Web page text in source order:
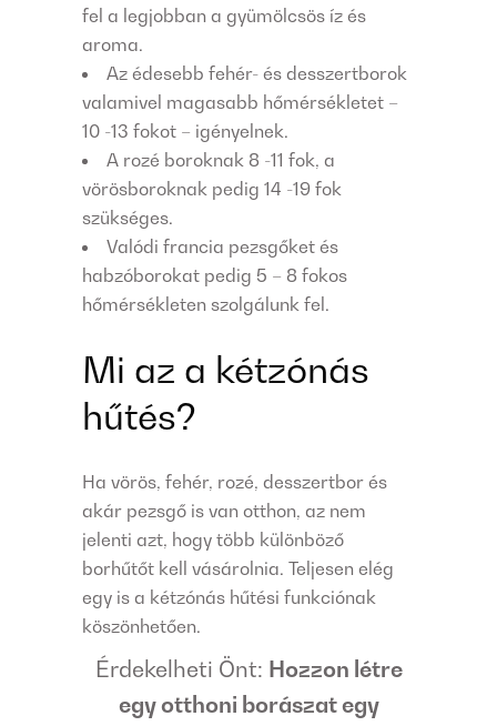
fel a legjobban a gyümölcsös íz és
aroma.
Az édesebb fehér- és desszertborok
valamivel magasabb hőmérsékletet –
10 -13 fokot – igényelnek.
A rozé boroknak 8 -11 fok, a
vörösboroknak pedig 14 -19 fok
szükséges.
Valódi francia pezsgőket és
habzóborokat pedig 5 – 8 fokos
hőmérsékleten szolgálunk fel.
Mi az a kétzónás
hűtés?
Ha vörös, fehér, rozé, desszertbor és
akár pezsgő is van otthon, az nem
jelenti azt, hogy több különböző
borhűtőt kell vásárolnia. Teljesen elég
egy is a kétzónás hűtési funkciónak
köszönhetően.
Érdekelheti Önt: Hozzon létre
egy otthoni borászat egy